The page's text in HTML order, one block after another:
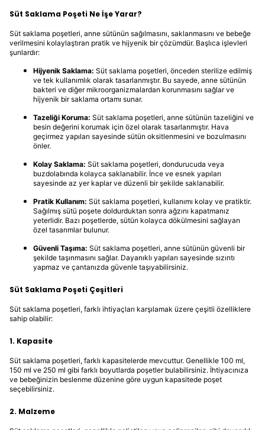
Süt Saklama Poşeti Ne İşe Yarar?
Süt saklama poşetleri, anne sütünün sağılmasını, saklanmasını ve bebeğe
verilmesini kolaylaştıran pratik ve hijyenik bir çözümdür. Başlıca işlevleri
şunlardır:
Hijyenik Saklama: Süt saklama poşetleri, önceden sterilize edilmiş
ve tek kullanımlık olarak tasarlanmıştır. Bu sayede, anne sütünün
bakteri ve diğer mikroorganizmalardan korunmasını sağlar ve
hijyenik bir saklama ortamı sunar.
Tazeliği Koruma: Süt saklama poşetleri, anne sütünün tazeliğini ve
besin değerini korumak için özel olarak tasarlanmıştır. Hava
geçirmez yapıları sayesinde sütün oksitlenmesini ve bozulmasını
önler.
Kolay Saklama: Süt saklama poşetleri, dondurucuda veya
buzdolabında kolayca saklanabilir. İnce ve esnek yapıları
sayesinde az yer kaplar ve düzenli bir şekilde saklanabilir.
Pratik Kullanım: Süt saklama poşetleri, kullanımı kolay ve pratiktir.
Sağılmış sütü poşete doldurduktan sonra ağzını kapatmanız
yeterlidir. Bazı poşetlerde, sütün kolayca dökülmesini sağlayan
özel tasarımlar bulunur.
Güvenli Taşıma: Süt saklama poşetleri, anne sütünün güvenli bir
şekilde taşınmasını sağlar. Dayanıklı yapıları sayesinde sızıntı
yapmaz ve çantanızda güvenle taşıyabilirsiniz.
Süt Saklama Poşeti Çeşitleri
Süt saklama poşetleri, farklı ihtiyaçları karşılamak üzere çeşitli özelliklere
sahip olabilir:
1. Kapasite
Süt saklama poşetleri, farklı kapasitelerde mevcuttur. Genellikle 100 ml,
150 ml ve 250 ml gibi farklı boyutlarda poşetler bulabilirsiniz. İhtiyacınıza
ve bebeğinizin beslenme düzenine göre uygun kapasitede poşet
seçebilirsiniz.
2. Malzeme